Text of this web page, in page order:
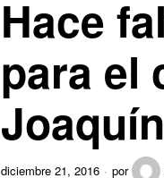
Hace
para el
Joaquín
diciembre 21, 2016 por